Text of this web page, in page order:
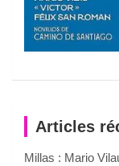
Articles
Millas : Mario